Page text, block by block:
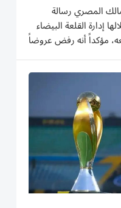
المصري رسالة
إدارة القلعة البيضاء
مؤكداً أنه رفض عروضاً
الفريق على تحقيق لقب
22 عاماً،...